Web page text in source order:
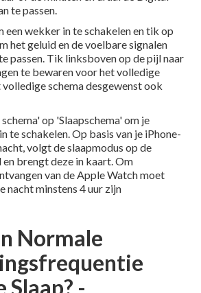
te passen.
wekker in te schakelen en tik op
het geluid en de voelbare signalen
passen. Tik linksboven op de pijl naar
te bewaren voor het volledige
volledige schema desgewenst ook
op 'Slaapschema' om je
te schakelen. Op basis van je iPhone-
volgt de slaapmodus op de
en brengt deze in kaart. Om
van de Apple Watch moet
nacht minstens 4 uur zijn
Normale
Slaap? -